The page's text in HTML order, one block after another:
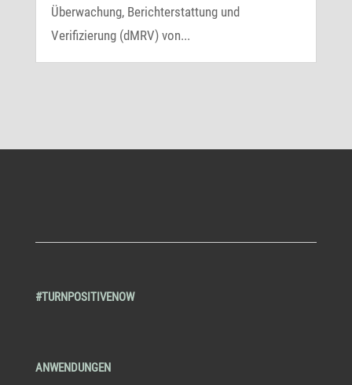
Überwachung, Berichterstattung und
Verifizierung (dMRV) von...
#TURNPOSITIVENOW
ANWENDUNGEN